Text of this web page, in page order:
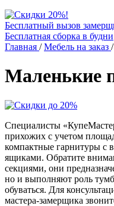
Бесплатный вызов
Бесплатная сборка в будни
Главная /Мебель на заказ /
Маленькие
Специалисты
прихожих с учетом
компактные гарнитуры
ящиками. Обратите
секциями, они
но и выполняют роль
обуваться. Для
мастера-замерщика